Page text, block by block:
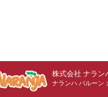
株式会社 ナラン
ナランハ バルーン